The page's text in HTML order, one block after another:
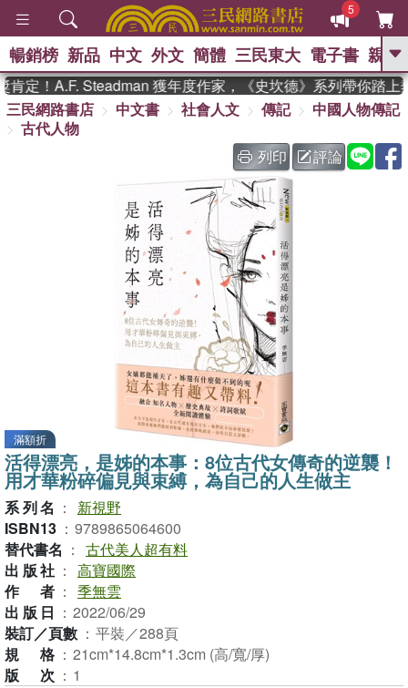
5
GO
熱搜： 東野圭吾 、 高希均教授回憶錄
史是一群喵 、 暑期推薦 、 國際布克
獎 臺灣漫遊錄 、 方念華 、 台灣的李
登輝時代 、 數學女孩：黎曼猜想
偉大的迷走神經
暢銷榜 新品 中文 外文 簡體 三民東大 電子書 親子
定！A.F. Steadman 獲年度作家，《史坎德》系列帶你踏上熱
三民網路書店
中文書 社會人文 傳記
中國人物傳記
古代人物
列印
評論
滿額折
活得漂亮，是姊的本事：8位古代女傳奇的逆襲！
用才華粉碎偏見與束縛，為自己的人生做主
系列名 ：
新視野
ISBN13 ： 9789865064600
替代書名 ： 古代美人超有料
出版社 ： 高寶國際
作者 ： 季無雲
出版日 ： 2022/06/29
裝訂／頁數 ： 平裝／288頁
規格 ： 21cm*14.8cm*1.3cm (高/寬/厚)
版次 ： 1